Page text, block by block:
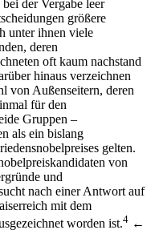
der Vergabe leer
größere
unter ihnen viele
deren
oft kaum nachstand
hinaus verzeichnen
von Außenseitern, deren
für den
Gruppen –
als ein bislang
gelten.
von
und
nach einer Antwort auf
mit dem
worden ist.4 ←